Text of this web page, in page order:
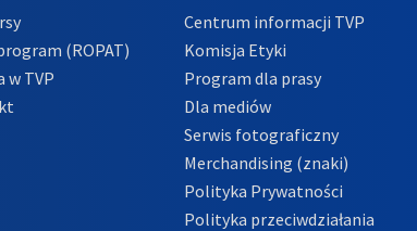
(ROPAT)
w TVP
Centrum informacji TVP
Komisja Etyki
Program dla prasy
Dla mediów
Serwis fotograficzny
Merchandising (znaki)
Polityka Prywatności
Polityka przeciwdziałania